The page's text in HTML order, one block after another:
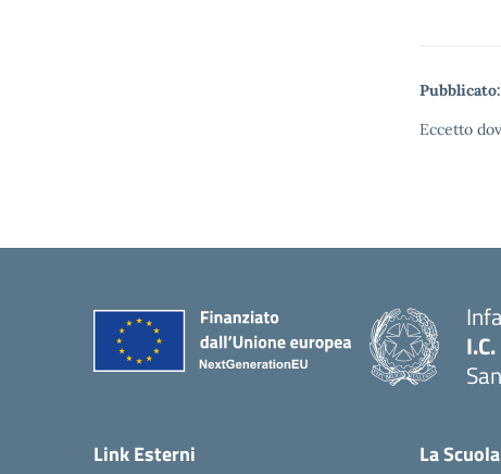
Pubblicato:
Eccetto
Link Esterni La Scuola